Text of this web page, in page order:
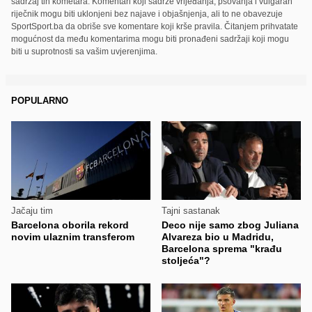
riječnik mogu biti uklonjeni bez najave i objašnjenja, ali to ne obavezuje
SportSport.ba da obriše sve komentare koji krše pravila. Čitanjem prihvatate
mogućnost da među komentarima mogu biti pronađeni sadržaji koji mogu
biti u suprotnosti sa vašim uvjerenjima.
POPULARNO
Jačaju tim
Barcelona oborila rekord
novim ulaznim transferom
Tajni sastanak
Deco nije samo zbog Juliana
Alvareza bio u Madridu,
Barcelona sprema "krađu
stoljeća"?